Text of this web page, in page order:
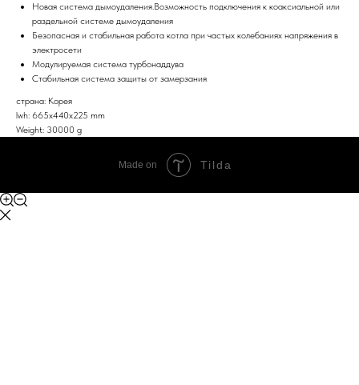
Новая система дымоудаления.Возможность подключения к коаксиальной или
раздельной системе дымоудаления
Безопасная и стабильная работа котла при частых колебаниях напряжения в
электросети
Модулируемая система турбонаддува
Стабильная система защиты от замерзания
страна: Корея
lwh: 665x440x225 mm
Weight: 30000 g
Made on Tilda